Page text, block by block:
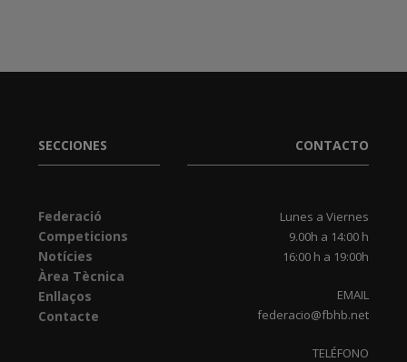
SECCIONES
Federació
Competicions
Notícies
Àrea Tècnica
Enllaços
Contacte
CONTACTO
Lunes a Viernes
9.00h a 14:00 h
16:00 h a 19:00h
EMAIL
federacio@fbhb.net
TELÉFONO